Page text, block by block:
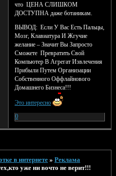
что ЦЕНА СЛИШКОМ
ДОСТУПНА даже ботаникам.
ВЫВОД: Если У Вас Есть Пальцы,
Мозг, Клавиатура И Жгучие
желание – Значит Вы Запросто
Сможете Превратить Свой
Компьютер В Агрегат Извлечения
Прибыли Путем Организации
Собственного Оффлайнового
Домашнего Бизнеса!!!
Это интересно
0
в интернете » Реклама
уже ни вочто не верит!!!